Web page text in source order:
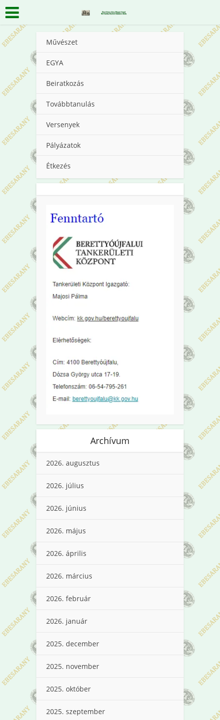
Művészet
EGYA
Beiratkozás
Továbbtanulás
Versenyek
Pályázatok
Étkezés
Archívum
2026. augusztus
2026. július
2026. június
2026. május
2026. április
2026. március
2026. február
2026. január
2025. december
2025. november
2025. október
2025. szeptember